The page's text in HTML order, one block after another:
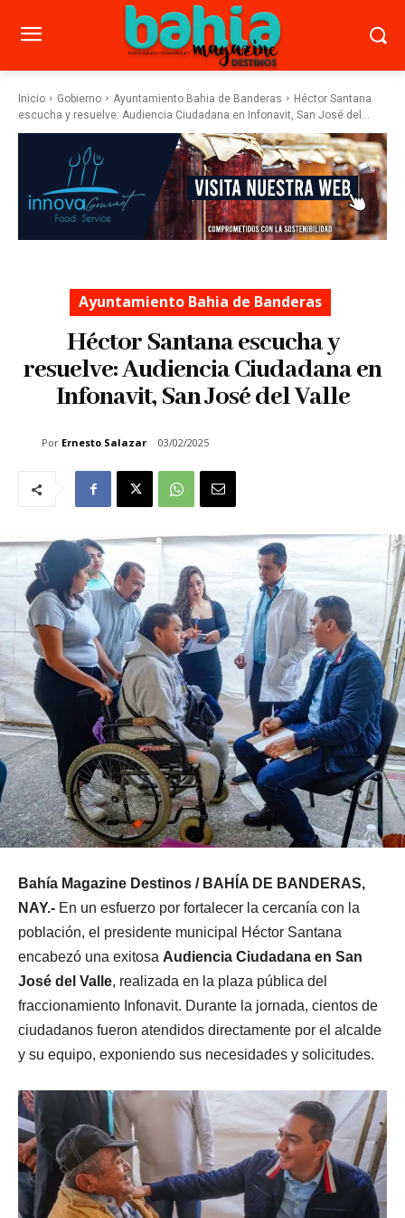
Inicio Gobierno Ayuntamiento Bahia de Banderas
Héctor Santana
escucha y resuelve: Audiencia Ciudadana en Infonavit, San José del...
Ayuntamiento Bahia de Banderas
Héctor Santana escucha y
resuelve: Audiencia Ciudadana en
Infonavit, San José del Valle
Por Ernesto Salazar 03/02/2025
Bahía Magazine Destinos / BAHÍA DE BANDERAS,
NAY.- En un esfuerzo por fortalecer la cercanía con la
población, el presidente municipal Héctor Santana
encabezó una exitosa Audiencia Ciudadana en San
José del Valle, realizada en la plaza pública del
fraccionamiento Infonavit. Durante la jornada, cientos de
ciudadanos fueron atendidos directamente por el alcalde
y su equipo, exponiendo sus necesidades y solicitudes.